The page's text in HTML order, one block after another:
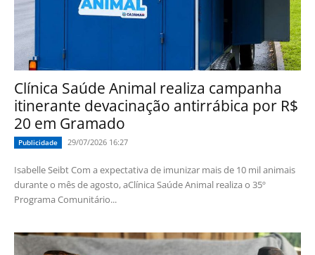
Clínica Saúde Animal realiza campanha
itinerante devacinação antirrábica por R$
20 em Gramado
Publicidade 29/07/2026 16:27
Isabelle Seibt Com a expectativa de imunizar mais de 10 mil animais
durante o mês de agosto, aClínica Saúde Animal realiza o 35º
Programa Comunitário...